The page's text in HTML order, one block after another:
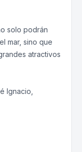
solo podrán
mar, sino que
atractivos
Ignacio,